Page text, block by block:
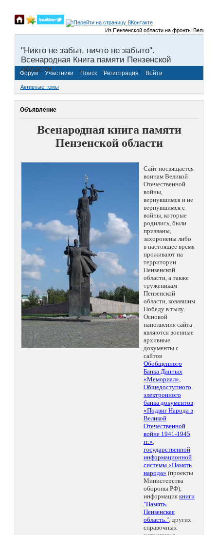
Из Пензенской области на фронты Великой
"Никто не забыт, ничто не забыто".
Всенародная Книга памяти Пензенской
области.
Форум Участники Поиск Регистрация Войти
Активные темы
Объявление
Всенародная книга памяти
Пензенской области
Сайт посвящается
воинам Великой
Отечественной
войны,
вернувшимся и не
вернувшимся с
войны, которые
родились, были
призваны,
захоронены либо
в настоящее время
проживают на
территории
Пензенской
области, а также
труженикам
Пензенской
области, ковавшим
Победу в тылу.
Основой
наполнения сайта
являются военные
архивные
документы с
сайтов
Обобщенного
Банка Данных
«Мемориал»,
Общедоступного
электронного
банка документов
«Подвиг Народа в
Великой
Отечественной
войне 1941-1945
гг.»,
государственной
информационной
системы «Память
народа» (проекты
Министерства
обороны РФ),
информация книги
"Память.
Пензенская
область.", других
справочных